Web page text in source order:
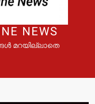
NEWS
മറയില്ലാതെ